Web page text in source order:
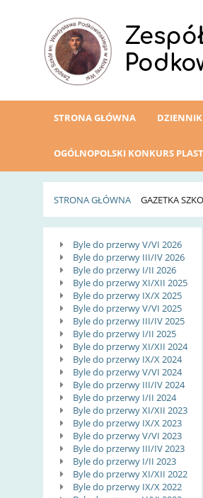
STRONA GŁÓWNA
OGÓLNOPOLSKI KONKURS
STRONA GŁÓWNA GAZETKA
Gazetka
Szkolna
Byle do przerwy V/VI 2026
Byle do przerwy III/IV 2026
Byle do przerwy I/II 2026
Byle do przerwy XI/XII 2025
Byle do przerwy IX/X 2025
Byle do przerwy V/VI 2025
Byle do przerwy III/IV 2025
Byle do przerwy I/II 2025
Byle do przerwy XI/XII 2024
Byle do przerwy IX/X 2024
Byle do przerwy V/VI 2024
Byle do przerwy III/IV 2024
Byle do przerwy I/II 2024
Byle do przerwy XI/XII 2023
Byle do przerwy IX/X 2023
Byle do przerwy V/VI 2023
Byle do przerwy III/IV 2023
Byle do przerwy I/II 2023
Byle do przerwy XI/XII 2022
Byle do przerwy IX/X 2022